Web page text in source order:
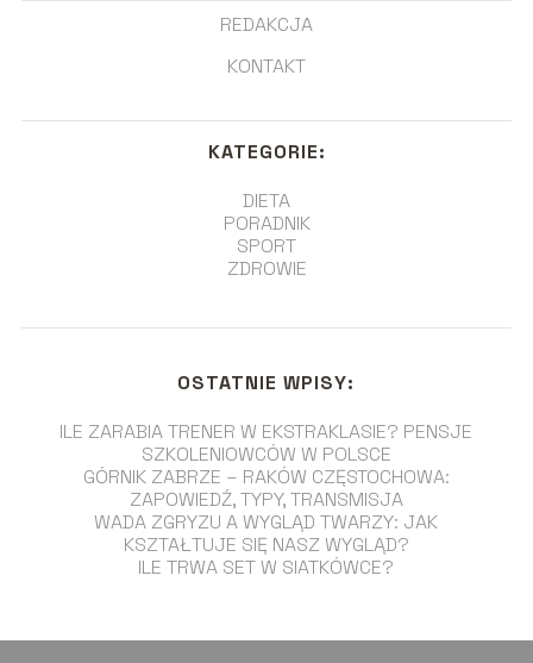
REDAKCJA
KONTAKT
KATEGORIE:
DIETA
PORADNIK
SPORT
ZDROWIE
OSTATNIE WPISY:
ILE ZARABIA TRENER W EKSTRAKLASIE? PENSJE
SZKOLENIOWCÓW W POLSCE
GÓRNIK ZABRZE – RAKÓW CZĘSTOCHOWA:
ZAPOWIEDŹ, TYPY, TRANSMISJA
WADA ZGRYZU A WYGLĄD TWARZY: JAK
KSZTAŁTUJE SIĘ NASZ WYGLĄD?
ILE TRWA SET W SIATKÓWCE?